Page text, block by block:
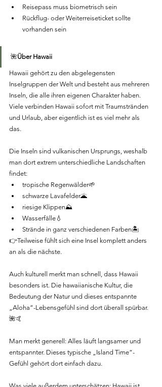
Reisepass muss biometrisch sein
Rückflug- oder Weiterreiseticket sollte
vorhanden sein
🌺Über Hawaii
Hawaii gehört zu den abgelegensten
Inselgruppen der Welt und besteht aus mehreren
Inseln, die alle ihren eigenen Charakter haben.
Viele verbinden Hawaii sofort mit Traumstränden
und Urlaub, aber eigentlich ist es viel mehr als
das.
Die Inseln sind vulkanischen Ursprungs, weshalb
man dort extrem unterschiedliche Landschaften
findet:
tropische Regenwälder🌱
schwarze Lavafelder🌋
riesige Klippen⛰️
Wasserfälle💧
Strände in ganz verschiedenen Farben🏝
👉Teilweise fühlt sich eine Insel komplett anders
an als die nächste.
Auch kulturell merkt man schnell, dass Hawaii
besonders ist. Die hawaiianische Kultur, die
Bedeutung der Natur und dieses entspannte
„Aloha“-Lebensgefühl sind dort überall spürbar.
🌺🤙
Man merkt generell: Alles läuft langsamer und
entspannter. Dieses typische „Island Time“-
Gefühl gehört dort einfach dazu.